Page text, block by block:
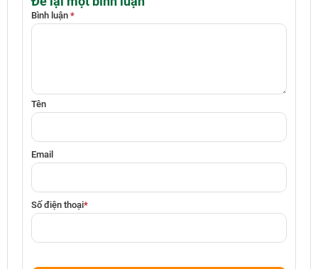
Bình luận *
Tên
Email
Số điện thoại*